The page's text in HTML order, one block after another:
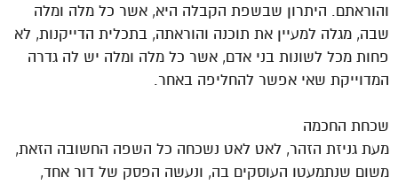
והוראתם. היתרון שבשפת הקבלה היא, אשר כל מלה ומלה
שבה, מגלה למעיין את תוכנה והוראתה, בתכלית הדייקנות, לא
פחות מכל לשונות בני אדם, אשר כל מלה ומלה יש לה גדרה
המדוייקת שאי אפשר להחליפה באחר.
שכחת החכמה
מעת גניזת הזהר, לאט לאט נשכחה כל השפה החשובה הזאת,
משום שנתמעטו העוסקים בה, ונעשה הפסק של דור אחד,